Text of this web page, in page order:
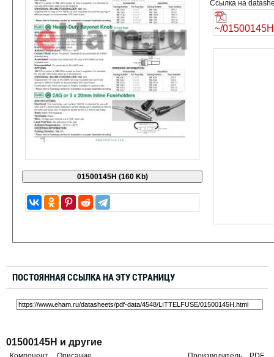
Ссылка на
~/
ПОСТОЯННАЯ ССЫЛКА НА ЭТУ СТРАНИЦУ
01500145H и другие